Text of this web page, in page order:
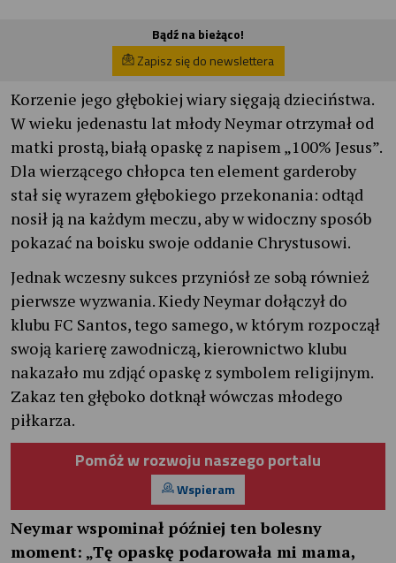
Bądź na bieżąco!
Zapisz się do newslettera
Korzenie jego głębokiej wiary sięgają dzieciństwa.
W wieku jedenastu lat młody Neymar otrzymał od
matki prostą, białą opaskę z napisem „100% Jesus”.
Dla wierzącego chłopca ten element garderoby
stał się wyrazem głębokiego przekonania: odtąd
nosił ją na każdym meczu, aby w widoczny sposób
pokazać na boisku swoje oddanie Chrystusowi.
Jednak wczesny sukces przyniósł ze sobą również
pierwsze wyzwania. Kiedy Neymar dołączył do
klubu FC Santos, tego samego, w którym rozpoczął
swoją karierę zawodniczą, kierownictwo klubu
nakazało mu zdjąć opaskę z symbolem religijnym.
Zakaz ten głęboko dotknął wówczas młodego
piłkarza.
Pomóż w rozwoju naszego portalu
Wspieram
Neymar wspominał później ten bolesny
moment: „Tę opaskę podarowała mi mama,